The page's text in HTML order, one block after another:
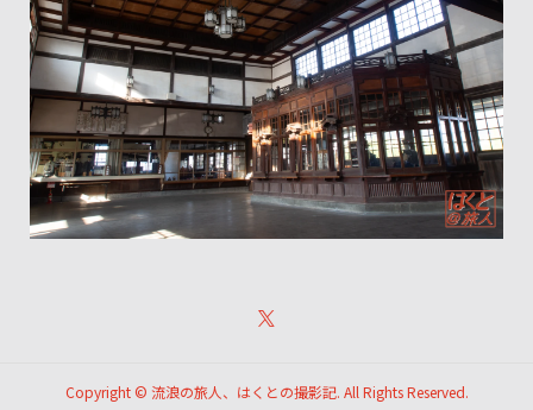
Copyright © 流浪の旅人、はくとの撮影記. All Rights Reserved.